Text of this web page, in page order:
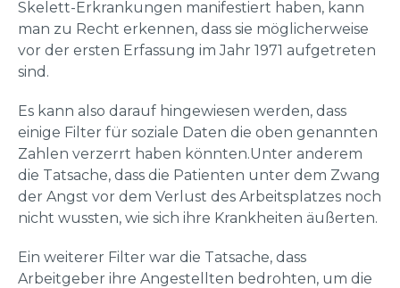
Skelett-Erkrankungen manifestiert haben, kann
man zu Recht erkennen, dass sie möglicherweise
vor der ersten Erfassung im Jahr 1971 aufgetreten
sind.
Es kann also darauf hingewiesen werden, dass
einige Filter für soziale Daten die oben genannten
Zahlen verzerrt haben könnten.Unter anderem
die Tatsache, dass die Patienten unter dem Zwang
der Angst vor dem Verlust des Arbeitsplatzes noch
nicht wussten, wie sich ihre Krankheiten äußerten.
Ein weiterer Filter war die Tatsache, dass
Arbeitgeber ihre Angestellten bedrohten, um die